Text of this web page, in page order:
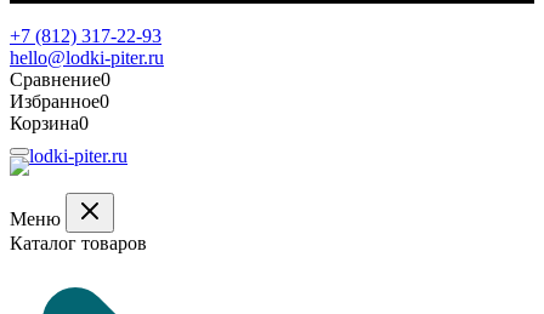
+7 (812) 317-22-93
hello@lodki-piter.ru
Сравнение0
Избранное0
Корзина0
Меню
Каталог товаров